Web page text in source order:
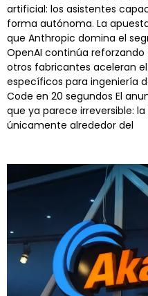
artificial: los asistentes
forma autónoma. La
que Anthropic domina el
OpenAI continúa reforzando
otros fabricantes aceleran
específicos para ingeniería
Code en 20 segundos El
que ya parece irreversible:
únicamente alrededor del